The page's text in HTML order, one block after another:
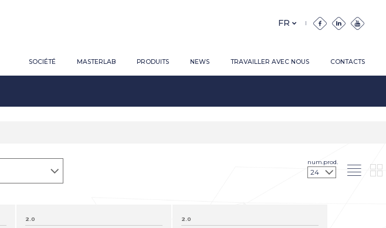
SOCIÉTÉ MASTERLAB PRODUITS NEWS TRAVAILLER AVEC NOUS CONTACTS
num.prod.
2.0 2.0